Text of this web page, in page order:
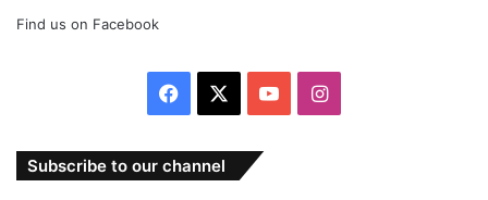
Find us on Facebook
Facebook YouTubeInstagram
Subscribe to our channel